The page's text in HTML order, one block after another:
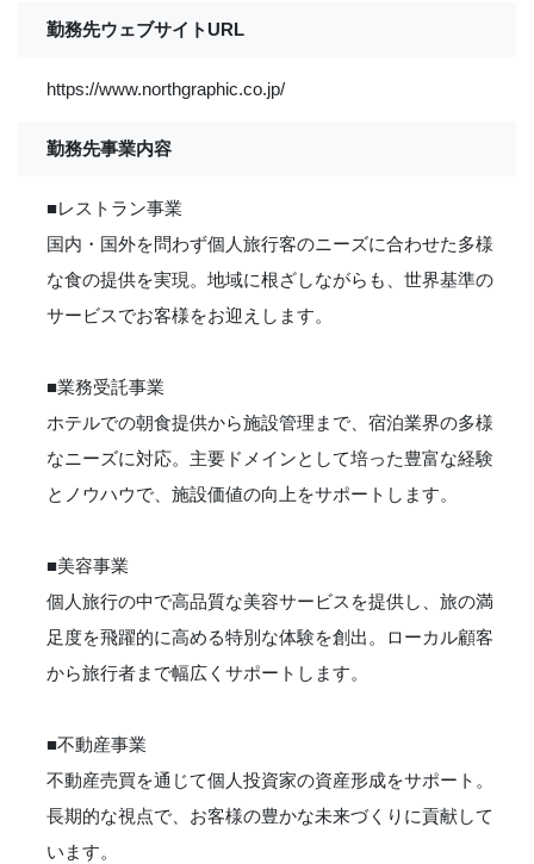
勤務先ウェブサイトURL
https://www.northgraphic.co.jp/
勤務先事業内容
■レストラン事業
国内・国外を問わず個人旅行客のニーズに合わせた多様
な食の提供を実現。地域に根ざしながらも、世界基準の
サービスでお客様をお迎えします。
■業務受託事業
ホテルでの朝食提供から施設管理まで、宿泊業界の多様
なニーズに対応。主要ドメインとして培った豊富な経験
とノウハウで、施設価値の向上をサポートします。
■美容事業
個人旅行の中で高品質な美容サービスを提供し、旅の満
足度を飛躍的に高める特別な体験を創出。ローカル顧客
から旅行者まで幅広くサポートします。
■不動産事業
不動産売買を通じて個人投資家の資産形成をサポート。
長期的な視点で、お客様の豊かな未来づくりに貢献して
います。